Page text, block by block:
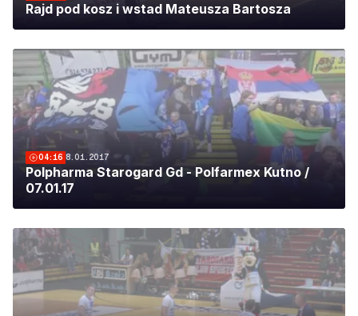
Rajd pod kosz i wstad Mateusza Bartosza
04:16 8.01.2017
Polpharma Starogard Gd - Polfarmex Kutno /
07.01.17